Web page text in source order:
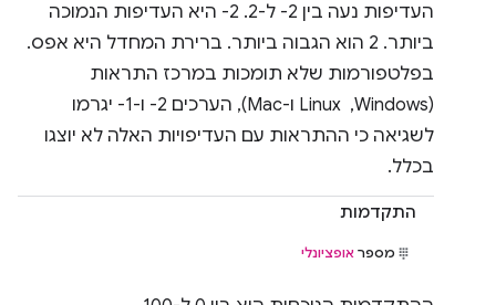
העדיפות נעה בין ‎-2 ל-2. ‫‎-2 היא העדיפות הנמוכה
ביותר. ‫2 הוא הגבוה ביותר. ברירת המחדל היא אפס.
בפלטפורמות שלא תומכות במרכז התראות
(Windows, ‏ Linux ו-Mac), הערכים ‎-2 ו-‎-1 יגרמו
לשגיאה כי ההתראות עם העדיפויות האלה לא יוצגו
בכלל.
התקדמות
מספר אופציונלי